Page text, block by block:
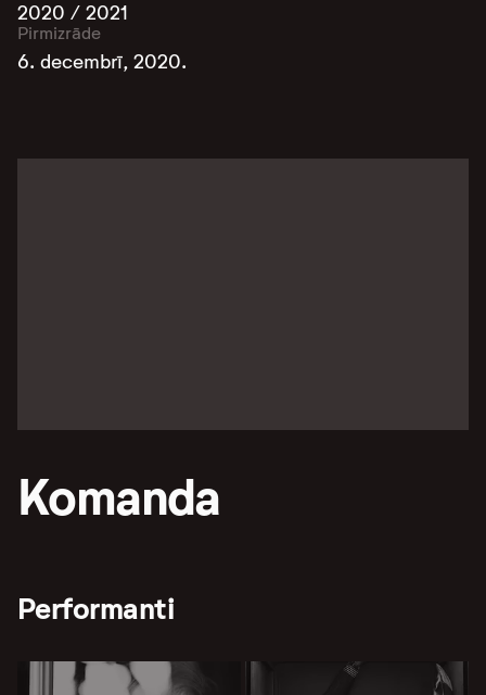
2020 / 2021
Pirmizrāde
6. decembrī, 2020.
Komanda
Performanti